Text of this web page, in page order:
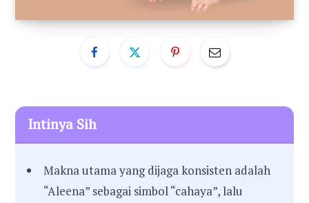
Intinya Sih
Makna utama yang dijaga konsisten adalah
“Aleena” sebagai simbol “cahaya”, lalu